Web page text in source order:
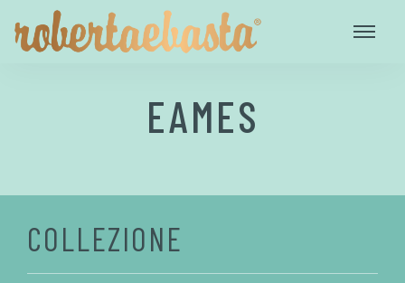
EAMES
COLLEZIONE